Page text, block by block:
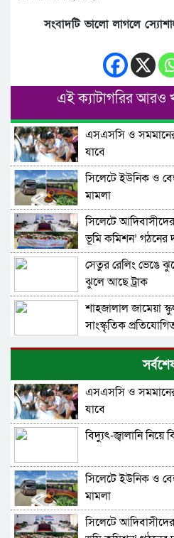
সংবাদটি ভালো লাগলে
এই ক্যাটাগরির আরও
এসএসসি ও
যাবে
সিলেটে ইউনিক ও
মামলা
সিলেটে
ভূমি কমিশন’ গঠনের
সেতুর রেলিং ভেঙে
ঝুলে আছে ট্রাক
শাহজালাল জামেয়া
সাংস্কৃতিক
কুলাউড়া সীমান্তে
গুলিতে বাংলাদেশি
সাংবাদিক দুলাল
মালামাল উদ্ধার করতে
দুর্ঘটনায় নিহত প্রিতম
সিলেট মহানগর
আনুষ্ঠানিকভাবে দায়িত্ব
ইউনিক ও বেঙ্গল
এসএসসি ও
যাবে
বিদ্যুৎ-জ্বালানি নিয়ে
সিলেটে ইউনিক ও
মামলা
সিলেটে